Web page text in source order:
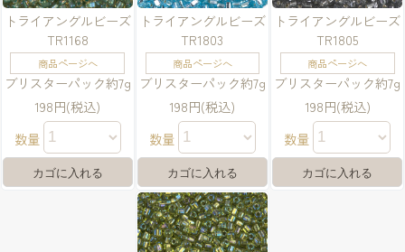
トライアングルビーズ
TR1168
商品ページへ
ブリスターパック約7g
198円(税込)
数量
トライアングルビーズ
TR1803
商品ページへ
ブリスターパック約7g
198円(税込)
数量
トライアングルビーズ
TR1805
商品ページへ
ブリスターパック約7g
198円(税込)
数量